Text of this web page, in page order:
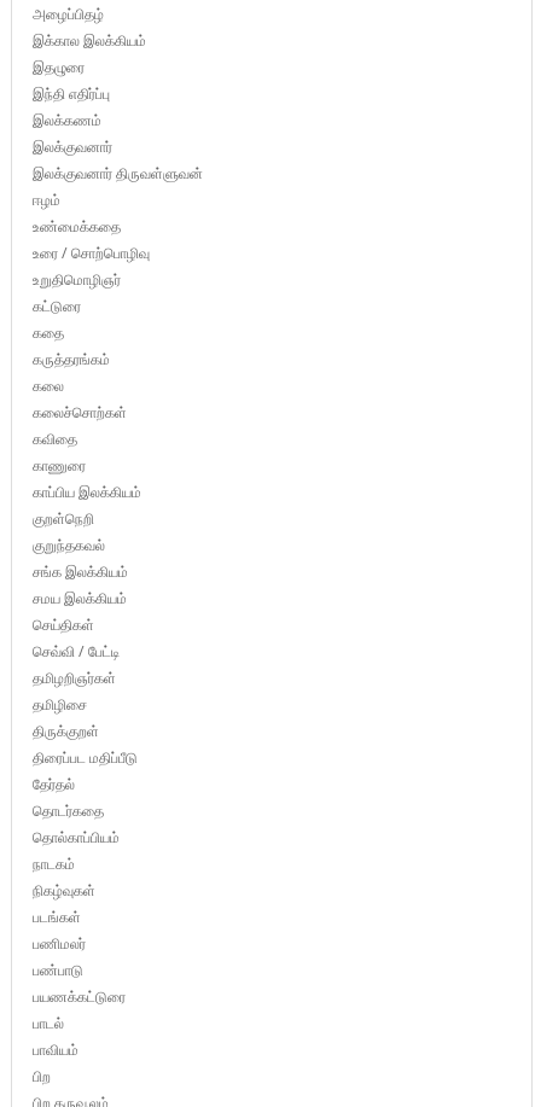
அழைப்பிதழ்
இக்கால இலக்கியம்
இதழுரை
இந்தி எதிர்ப்பு
இலக்கணம்
இலக்குவனார்
இலக்குவனார் திருவள்ளுவன்
ஈழம்
உண்மைக்கதை
உரை / சொற்பொழிவு
உறுதிமொழிஞர்
கட்டுரை
கதை
கருத்தரங்கம்
கலை
கலைச்சொற்கள்
கவிதை
காணுரை
காப்பிய இலக்கியம்
குறள்நெறி
குறுந்தகவல்
சங்க இலக்கியம்
சமய இலக்கியம்
செய்திகள்
செவ்வி / பேட்டி
தமிழறிஞர்கள்
தமிழிசை
திருக்குறள்
திரைப்பட மதிப்பீடு
தேர்தல்
தொடர்கதை
தொல்காப்பியம்
நாடகம்
நிகழ்வுகள்
படங்கள்
பணிமலர்
பண்பாடு
பயணக்கட்டுரை
பாடல்
பாவியம்
பிற